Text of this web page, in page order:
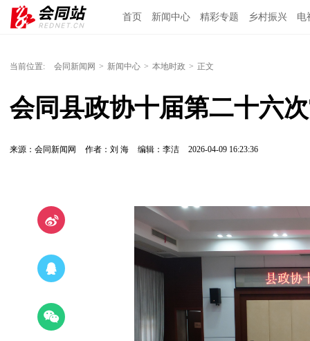
首页 新闻中心 精彩专题 乡村振兴 电
当前位置: 会同新闻网 > 新闻中心 > 本地时政 > 正文
会同县政协十届第二十六
来源：会同新闻网 作者：刘 海 编辑：李洁 2026-04-09 16:23:36